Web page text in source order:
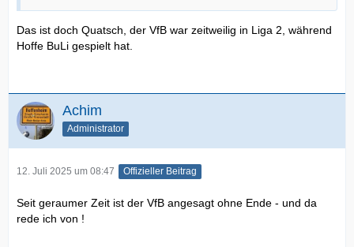
Das ist doch Quatsch, der VfB war zeitweilig in Liga 2, während
Hoffe BuLi gespielt hat.
Achim
Administrator
12. Juli 2025 um 08:47 Offizieller Beitrag
Seit geraumer Zeit ist der VfB angesagt ohne Ende - und da
rede ich von !